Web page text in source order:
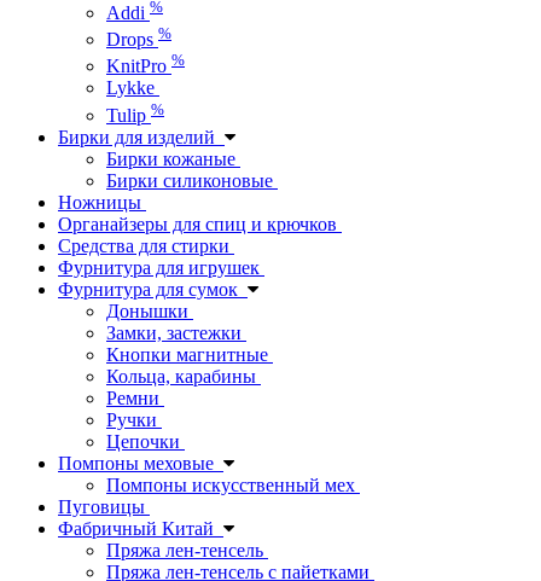
Addi %
Drops %
KnitPro %
Lykke
Tulip %
Бирки для изделий
Бирки кожаные
Бирки силиконовые
Ножницы
Органайзеры для спиц и крючков
Средства для стирки
Фурнитура для игрушек
Фурнитура для сумок
Донышки
Замки, застежки
Кнопки магнитные
Кольца, карабины
Ремни
Ручки
Цепочки
Помпоны меховые
Помпоны искусственный мех
Пуговицы
Фабричный Китай
Пряжа лен-тенсель
Пряжа лен-тенсель с пайетками